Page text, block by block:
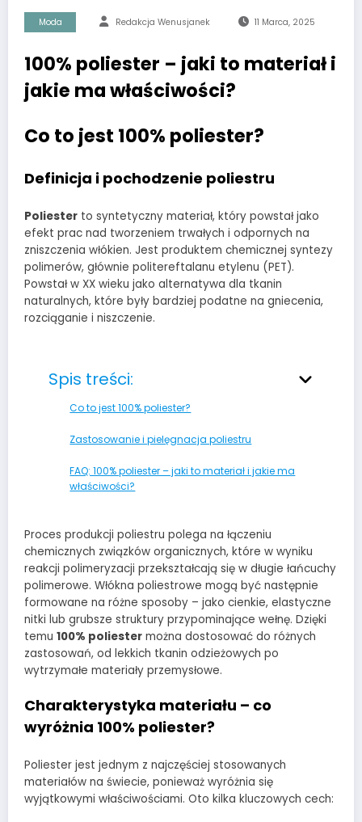
Moda Redakcja Wenusjanek 11 Marca, 2025
100% poliester – jaki to materiał i
jakie ma właściwości?
Co to jest 100% poliester?
Definicja i pochodzenie poliestru
Poliester to syntetyczny materiał, który powstał jako
efekt prac nad tworzeniem trwałych i odpornych na
zniszczenia włókien. Jest produktem chemicznej syntezy
polimerów, głównie politereftalanu etylenu (PET).
Powstał w XX wieku jako alternatywa dla tkanin
naturalnych, które były bardziej podatne na gniecenia,
rozciąganie i niszczenie.
Spis treści:
Co to jest 100% poliester?
Zastosowanie i pielęgnacja poliestru
FAQ: 100% poliester – jaki to materiał i jakie ma
właściwości?
Proces produkcji poliestru polega na łączeniu
chemicznych związków organicznych, które w wyniku
reakcji polimeryzacji przekształcają się w długie łańcuchy
polimerowe. Włókna poliestrowe mogą być następnie
formowane na różne sposoby – jako cienkie, elastyczne
nitki lub grubsze struktury przypominające wełnę. Dzięki
temu 100% poliester można dostosować do różnych
zastosowań, od lekkich tkanin odzieżowych po
wytrzymałe materiały przemysłowe.
Charakterystyka materiału – co
wyróżnia 100% poliester?
Poliester jest jednym z najczęściej stosowanych
materiałów na świecie, ponieważ wyróżnia się
wyjątkowymi właściwościami. Oto kilka kluczowych cech: